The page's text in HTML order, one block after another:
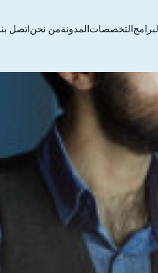
التخصصاتالمدونةمن نحناتصل